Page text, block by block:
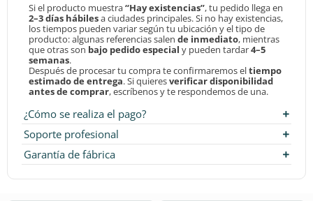
Si el producto muestra“Hay existencias”, tu pedido llega en
2–3 días hábilesa ciudades principales. Si no hay existencias,
los tiempos pueden variar según tu ubicación y el tipo de
producto: algunas referencias salen de inmediato, mientras
que otras son bajo pedido especial y pueden tardar4–5
semanas.
Después de procesar tu compra te confirmaremos eltiempo
estimado de entrega. Si quieresverificar disponibilidad
antes de comprar, escríbenos y te respondemos de una.
¿Cómo se realiza el pago?
Soporte profesional
Garantía de fábrica